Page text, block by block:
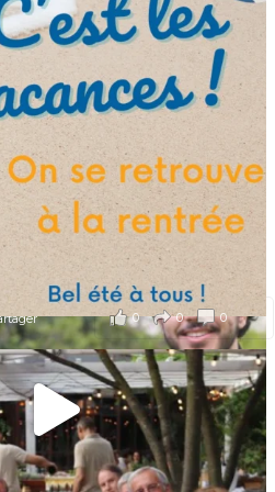
Suivre sur Instagram
la taxe d’apprentissage 2026
à former les générations
🙏
2026 : avec l'Isep, investissez pour
de l'humain !
des ingénieurs, des bachelors, des
qui allient excellence technologique et
cœur de notre pro
0 0 0
🚀
14 Alumni vivant / travaillant
un moment convivial de
!